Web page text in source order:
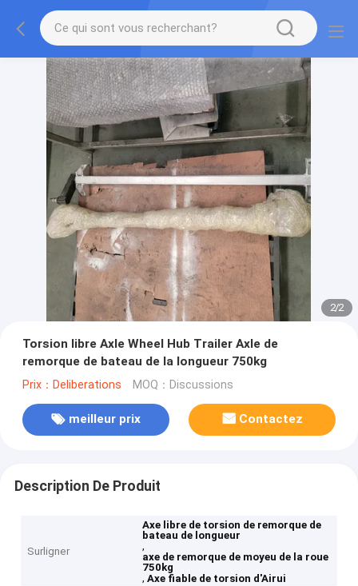
2/2
Torsion libre Axle Wheel Hub Trailer Axle de
remorque de bateau de la longueur 750kg
Prix：Deliberations MOQ：Discussions
meilleur prix Contactez
Description De Produit
Surligner
Axe libre de torsion de remorque de
bateau de longueur
,
axe de remorque de moyeu de la roue
750kg
,Axe fiable de torsion d'Airui